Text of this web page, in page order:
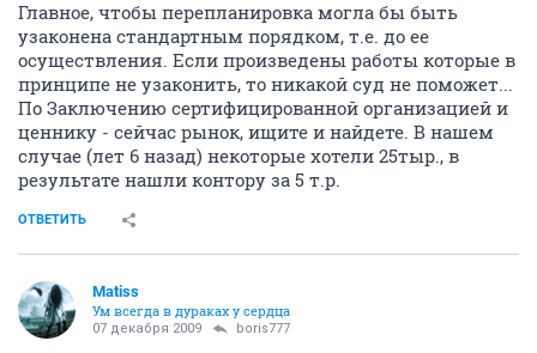
Главное, чтобы перепланировка могла бы быть
узаконена стандартным порядком, т.е. до ее
осуществления. Если произведены работы которые в
принципе не узаконить, то никакой суд не поможет...
По Заключению сертифицированной организацией и
ценнику - сейчас рынок, ищите и найдете. В нашем
случае (лет 6 назад) некоторые хотели 25тыр., в
результате нашли контору за 5 т.р.
ОТВЕТИТЬ
Matiss
Ум всегда в дураках у сердца
07 декабря 2009 boris777